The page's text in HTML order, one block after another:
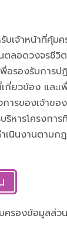
จ้าหน้าที่คุ้มค
ตลอดวงจรชี
อรองรับการ
ยวข้อง และเ
ารของเจ้าข
ริหารโครงกา
เนินงานตามก
มครองข้อมูลส่ว